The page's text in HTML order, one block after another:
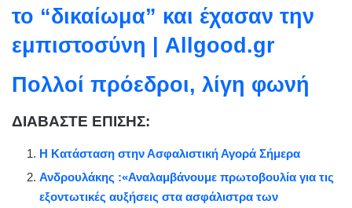
το “δικαίωμα” και έχασαν την
εμπιστοσύνη | Allgood.gr
Πολλοί πρόεδροι, λίγη φωνή
ΔΙΑΒΑΣΤΕ ΕΠΙΣΗΣ:
Η Κατάσταση στην Ασφαλιστική Αγορά Σήμερα
Ανδρουλάκης :«Αναλαμβάνουμε πρωτοβουλία για τις
εξοντωτικές αυξήσεις στα ασφάλιστρα των